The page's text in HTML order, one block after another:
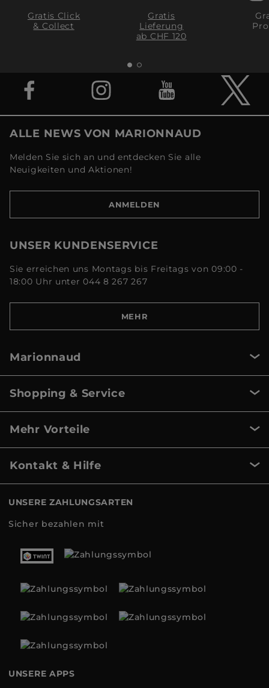
Gratis Click
& Collect
Gratis
Lieferung
ab CHF 120
ALLE NEWS VON MARIONNAUD
Melden Sie sich an und entdecken Sie alle
Neuigkeiten und Aktionen!
ANMELDEN
UNSER KUNDENSERVICE
Sie erreichen uns Montags bis Freitags von 09:00 -
18:00 Uhr unter 044 8 267 267
MEHR
Marionnaud
Shopping & Service
Mehr Vorteile
Kontakt & Hilfe
UNSERE ZAHLUNGSARTEN
Sicher bezahlen mit
UNSERE APPS